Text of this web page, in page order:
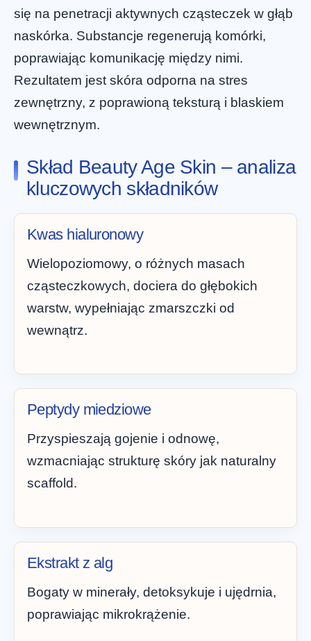
się na penetracji aktywnych cząsteczek w głąb
naskórka. Substancje regenerują komórki,
poprawiając komunikację między nimi.
Rezultatem jest skóra odporna na stres
zewnętrzny, z poprawioną teksturą i blaskiem
wewnętrznym.
Skład Beauty Age Skin – analiza
kluczowych składników
Kwas hialuronowy
Wielopoziomowy, o różnych masach
cząsteczkowych, dociera do głębokich
warstw, wypełniając zmarszczki od
wewnątrz.
Peptydy miedziowe
Przyspieszają gojenie i odnowę,
wzmacniając strukturę skóry jak naturalny
scaffold.
Ekstrakt z alg
Bogaty w minerały, detoksykuje i ujędrnia,
poprawiając mikrokrążenie.